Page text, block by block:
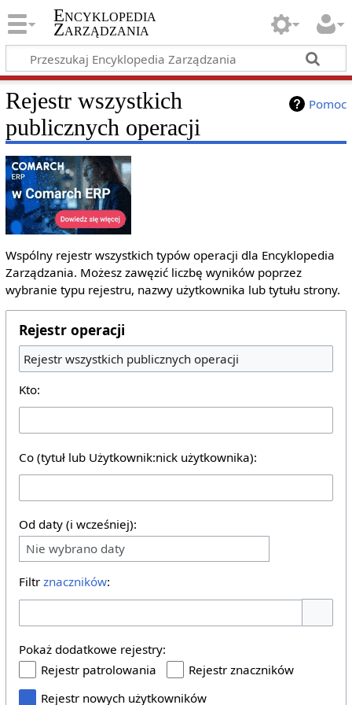
Encyklopedia
Zarządzania
Pomoc
Rejestr wszystkich
publicznych operacji
Wspólny rejestr wszystkich typów operacji dla Encyklopedia
Zarządzania. Możesz zawęzić liczbę wyników poprzez
wybranie typu rejestru, nazwy użytkownika lub tytułu strony.
Rejestr operacji
Rejestr wszystkich publicznych operacji
Kto:
Co (tytuł lub Użytkownik:nick użytkownika):
Od daty (i wcześniej):
Nie wybrano daty
Filtr znaczników:
Pokaż dodatkowe rejestry:
Rejestr patrolowania
Rejestr znaczników
Rejestr nowych użytkowników